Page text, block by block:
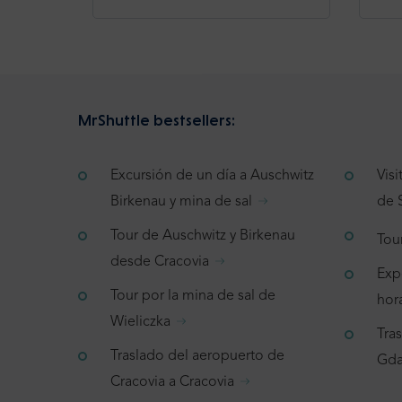
MrShuttle bestsellers:
Excursión de un día a Auschwitz
Birkenau y mina de sal
Tour de Auschwitz y Birkenau
desde Cracovia
Tour por la mina de sal de
Wieliczka
Traslado del aeropuerto de
Cracovia a Cracovia
de